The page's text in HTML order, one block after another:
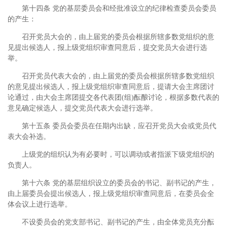
第十四条 党的基层委员会和经批准设立的纪律检查委员会委员
的产生：
召开党员大会的，由上届党的委员会根据所辖多数党组织的意
见提出候选人，报上级党组织审查同意后，提交党员大会进行选
举。
召开党员代表大会的，由上届党的委员会根据所辖多数党组织
的意见提出候选人，报上级党组织审查同意后，提请大会主席团讨
论通过，由大会主席团提交各代表团(组)酝酿讨论，根据多数代表的
意见确定候选人，提交党员代表大会进行选举。
第十五条 委员会委员在任期内出缺，应召开党员大会或党员代
表大会补选。
上级党的组织认为有必要时，可以调动或者指派下级党组织的
负责人。
第十六条 党的基层组织设立的委员会的书记、副书记的产生，
由上届委员会提出候选人，报上级党组织审查同意后，在委员会全
体会议上进行选举。
不设委员会的党支部书记、副书记的产生，由全体党员充分酝